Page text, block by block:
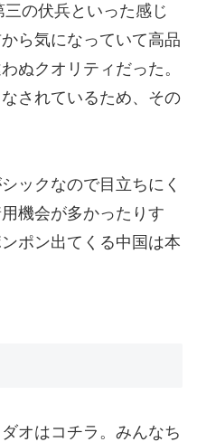
の伏兵といった感じ
ら気になっていて高品
ぬクオリティだった。
されているため、その
ックなので目立ちにく
機会が多かったりす
ポン出てくる中国は本
オはコチラ。みんなち